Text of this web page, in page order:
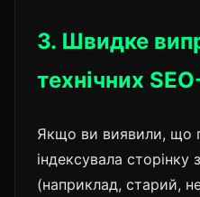
3. Швидке
технічних
Якщо ви виявили, що
індексувала
(наприклад, старий,